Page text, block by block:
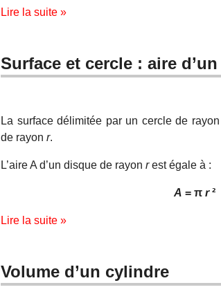
Lire la suite »
Surface et cercle : aire
La surface délimitée par un cercle de rayon
de rayon r.
L’aire A d’un disque de rayon rest égale à :
A = π r²
Lire la suite »
Volume d’un cylindre